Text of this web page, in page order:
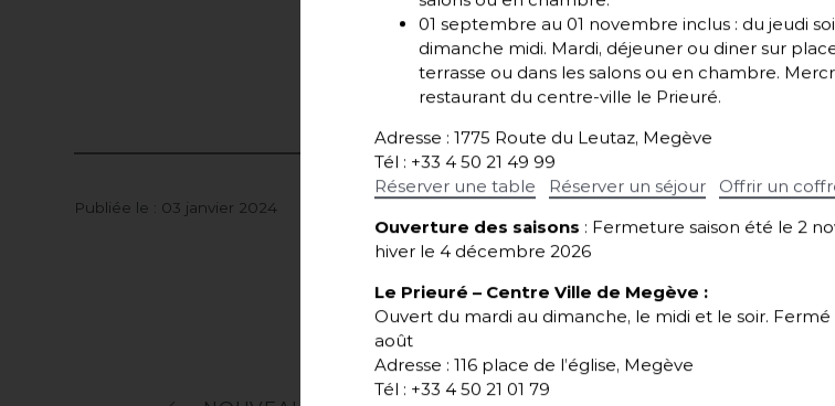
Publiée le : 03 janvier 2024
01 septembre au 01 novembre inclus : du jeudi
dimanche midi. Mardi, déjeuner ou diner sur
terrasse ou dans les salons ou en chambre.
restaurant du centre-ville le Prieuré.
Adresse : 1775 Route du Leutaz, Megève
Tél : +33 4 50 21 49 99
Réserver une table
Réserver un séjour Offrir un
Ouverture des saisons : Fermeture saison été le 2
hiver le 4 décembre 2026
Le Prieuré– Centre Ville de Megève :
Ouvert du mardi au dimanche, le midi et le soir. Fermé
août
Adresse : 116 place de l’église, Megève
Tél : +33 4 50 21 01 79